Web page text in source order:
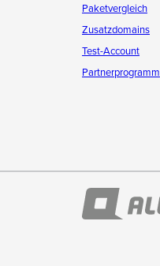
Paketvergleich
Zusatzdomains
Test-Account
Partnerprogramm